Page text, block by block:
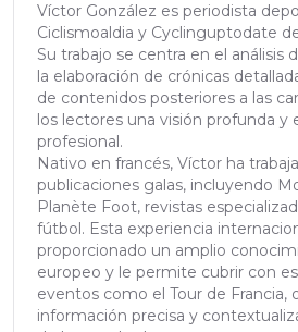
Víctor González es periodista
Ciclismoaldia y Cyclinguptodate
Su trabajo se centra en el análisis
la elaboración de crónicas
de contenidos posteriores a las
los lectores una visión profunda y
profesional.
Nativo en francés, Víctor ha
publicaciones galas, incluyendo
Planète Foot, revistas
fútbol. Esta experiencia
proporcionado un amplio
europeo y le permite cubrir con
eventos como el Tour de Francia,
información precisa y